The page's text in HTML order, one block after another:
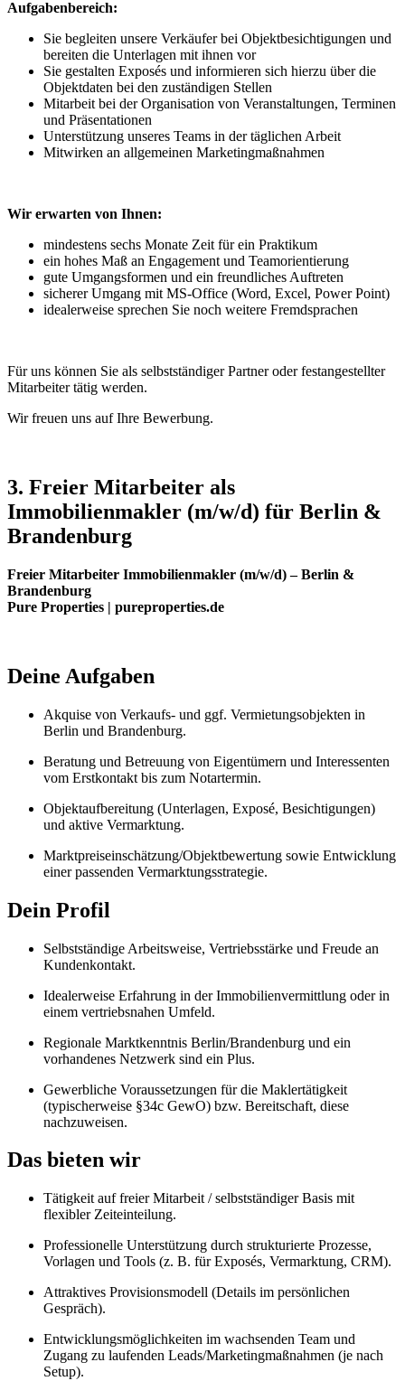
Aufgabenbereich:
Sie begleiten unsere Verkäufer bei Objektbesichtigungen und
bereiten die Unterlagen mit ihnen vor
Sie gestalten Exposés und informieren sich hierzu über die
Objektdaten bei den zuständigen Stellen
Mitarbeit bei der Organisation von Veranstaltungen, Terminen
und Präsentationen
Unterstützung unseres Teams in der täglichen Arbeit
Mitwirken an allgemeinen Marketingmaßnahmen
Wir erwarten von Ihnen:
mindestens sechs Monate Zeit für ein Praktikum
ein hohes Maß an Engagement und Teamorientierung
gute Umgangsformen und ein freundliches Auftreten
sicherer Umgang mit MS-Office (Word, Excel, Power Point)
idealerweise sprechen Sie noch weitere Fremdsprachen
Für uns können Sie als selbstständiger Partner oder festangestellter
Mitarbeiter tätig werden.
Wir freuen uns auf Ihre Bewerbung.
3. Freier Mitarbeiter als
Immobilienmakler (m/w/d) für Berlin &
Brandenburg
Freier Mitarbeiter Immobilienmakler (m/w/d) – Berlin &
Brandenburg
Pure Properties | pureproperties.de
Deine Aufgaben
Akquise von Verkaufs- und ggf. Vermietungsobjekten in
Berlin und Brandenburg.
Beratung und Betreuung von Eigentümern und Interessenten
vom Erstkontakt bis zum Notartermin.
Objektaufbereitung (Unterlagen, Exposé, Besichtigungen)
und aktive Vermarktung.
Marktpreiseinschätzung/Objektbewertung sowie Entwicklung
einer passenden Vermarktungsstrategie.
Dein Profil
Selbstständige Arbeitsweise, Vertriebsstärke und Freude an
Kundenkontakt.
Idealerweise Erfahrung in der Immobilienvermittlung oder in
einem vertriebsnahen Umfeld.
Regionale Marktkenntnis Berlin/Brandenburg und ein
vorhandenes Netzwerk sind ein Plus.
Gewerbliche Voraussetzungen für die Maklertätigkeit
(typischerweise §34c GewO) bzw. Bereitschaft, diese
nachzuweisen.
Das bieten wir
Tätigkeit auf freier Mitarbeit / selbstständiger Basis mit
flexibler Zeiteinteilung.
Professionelle Unterstützung durch strukturierte Prozesse,
Vorlagen und Tools (z. B. für Exposés, Vermarktung, CRM).
Attraktives Provisionsmodell (Details im persönlichen
Gespräch).
Entwicklungsmöglichkeiten im wachsenden Team und
Zugang zu laufenden Leads/Marketingmaßnahmen (je nach
Setup).